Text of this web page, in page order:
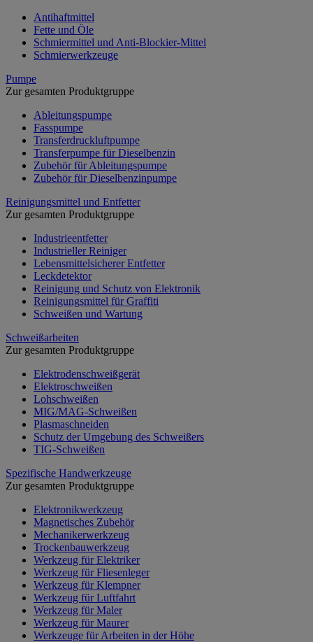
Antihaftmittel
Fette und Öle
Schmiermittel und Anti-Blockier-Mittel
Schmierwerkzeuge
Pumpe
Zur gesamten Produktgruppe
Ableitungspumpe
Fasspumpe
Transferdruckluftpumpe
Transferpumpe für Dieselbenzin
Zubehör für Ableitungspumpe
Zubehör für Dieselbenzinpumpe
Reinigungsmittel und Entfetter
Zur gesamten Produktgruppe
Industrieentfetter
Industrieller Reiniger
Lebensmittelsicherer Entfetter
Leckdetektor
Reinigung und Schutz von Elektronik
Reinigungsmittel für Graffiti
Schweißen und Wartung
Schweißarbeiten
Zur gesamten Produktgruppe
Elektrodenschweißgerät
Elektroschweißen
Lohschweißen
MIG/MAG-Schweißen
Plasmaschneiden
Schutz der Umgebung des Schweißers
TIG-Schweißen
Spezifische Handwerkzeuge
Zur gesamten Produktgruppe
Elektronikwerkzeug
Magnetisches Zubehör
Mechanikerwerkzeug
Trockenbauwerkzeug
Werkzeug für Elektriker
Werkzeug für Fliesenleger
Werkzeug für Klempner
Werkzeug für Luftfahrt
Werkzeug für Maler
Werkzeug für Maurer
Werkzeuge für Arbeiten in der Höhe